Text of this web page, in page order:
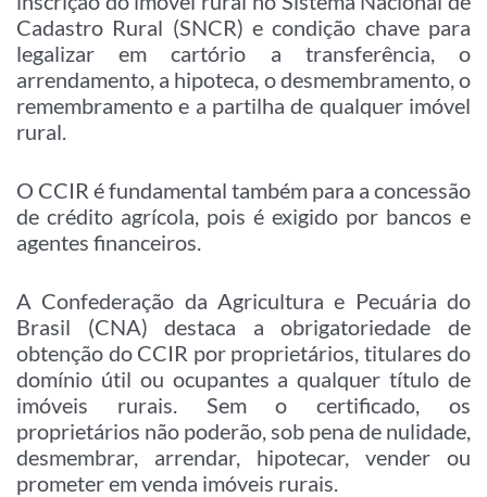
Cadastro Rural (SNCR) e condição chave para
legalizar em cartório a transferência, o
arrendamento, a hipoteca, o desmembramento, o
remembramento e a partilha de qualquer imóvel
rural.
O CCIR é fundamental também para a concessão
de crédito agrícola, pois é exigido por bancos e
agentes financeiros.
A Confederação da Agricultura e Pecuária do
Brasil (CNA) destaca a obrigatoriedade de
obtenção do CCIR por proprietários, titulares do
domínio útil ou ocupantes a qualquer título de
imóveis rurais. Sem o certificado, os
proprietários não poderão, sob pena de nulidade,
desmembrar, arrendar, hipotecar, vender ou
prometer em venda imóveis rurais.